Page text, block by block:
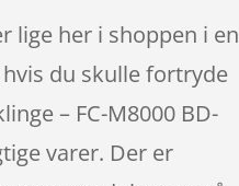
lige her i shoppen i en
du skulle fortryde
– FC-M8000 BD-
varer. Der er